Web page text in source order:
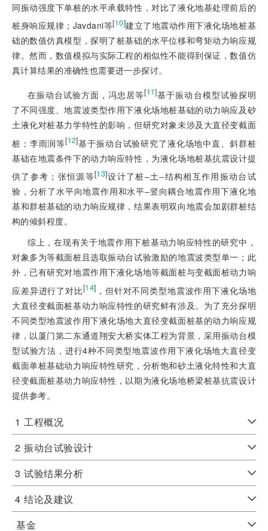
同振动强度下单桩的水平承载特性，对比了液化地基处理前后的
桩身响应规律；Javdani等[10]建立了地震动作用下液化场地桩基
础的数值仿真模型，探明了桩基础的水平位移和弯矩动力响应规
律。然而，数值模拟与实际工程的相似性不能得到保证，数值仿
真计算结果的准确性也需要进一步探讨。
在振动台试验方面，冯忠居等[11]基于振动台模型试验探明
了不同强度、地震波类型作用下液化场地桩基础的动力响应及砂
土液化对桩基力学特性的影响，但研究对象未涉及大直径变截面
桩；李雨润等[12]基于振动台试验研究了液化场地中直、斜群桩
基础在地震条件下的动力响应特性，为液化场地桩基抗震设计提
供了参考；张恒源等[13]设计了桩‒土‒结构相互作用振动台试
验，分析了水平向地震作用和水平‒竖向耦合地震作用下液化地
基和群桩基础的动力响应规律，结果表明双向地震会加剧群桩结
构的倾斜程度。
综上，在现有关于地震作用下桩基动力响应特性的研究中，
对象多为等截面桩且选取振动台试验激励的地震波类型单一；此
外，已有研究对地震作用下液化场地等截面桩与变截面桩动力响
应差异进行了对比[14] ，但针对不同类型地震波作用下液化场地
大直径变截面桩基动力响应特性的研究鲜有涉及。为了充分探明
不同类型地震波作用下液化场地大直径变截面桩基的动力响应规
律，以厦门第二东通道翔安大桥实体工程为背景，采用振动台模
型试验方法，进行4种不同类型地震波作用下液化场地大直径变
截面单桩基础动力响应特性研究，分析饱和砂土液化特性和大直
径变截面桩基动力响应特性，以期为液化场地桥梁桩基抗震设计
提供参考。
1 工程概况
2 振动台试验设计
3 试验结果分析
4 结论及建议
基金